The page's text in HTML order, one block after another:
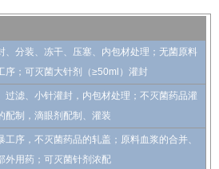
、分装、冻干、压塞、内包材处理；无菌原料
序；可灭菌大针剂（≥50ml）灌封
过滤、小针灌封，内包材处理；不灭菌药品灌
配制，滴眼剂配制、灌装
工序，不灭菌药品的轧盖；原料血浆的合并、
外用药；可灭菌针剂浓配